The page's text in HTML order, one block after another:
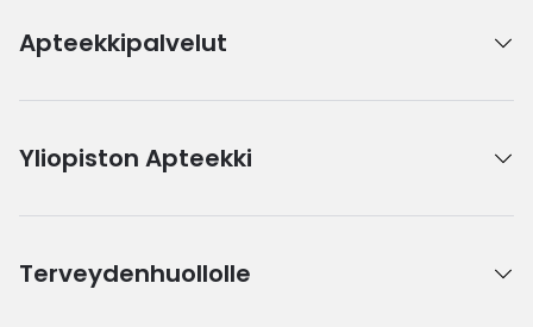
Apteekkipalvelut
Yliopiston Apteekki
Terveydenhuollolle